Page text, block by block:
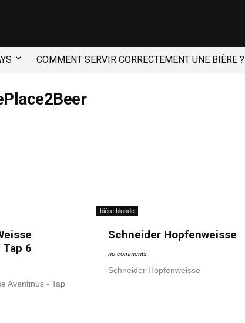
COMMENT SERVIR CORRECTEMENT UNE BIÈRE ?
6
Aventinus - Tap
bière blonde
Schneider Hopfenweisse
no comments
Schneider Hopfenweisse